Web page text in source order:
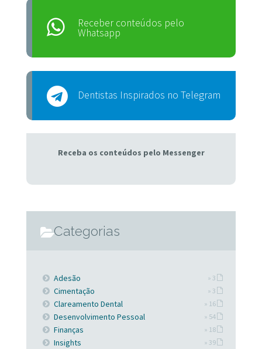
Receber conteúdos pelo
Whatsapp
Dentistas Inspirados no Telegram
Receba os conteúdos pelo Messenger
Categorias
Adesão » 3
Cimentação » 3
Clareamento Dental » 16
Desenvolvimento Pessoal » 54
Finanças » 18
Insights » 39